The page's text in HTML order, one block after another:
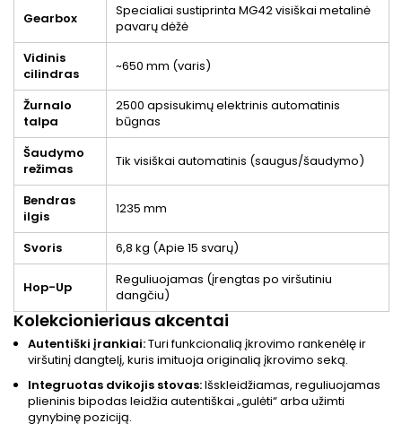
Gearbox
Specialiai sustiprinta MG42 visiškai metalinė
pavarų dėžė
Vidinis
cilindras
~650 mm (varis)
Žurnalo
talpa
2500 apsisukimų elektrinis automatinis
būgnas
Šaudymo
režimas
Tik visiškai automatinis (saugus/šaudymo)
Bendras
ilgis
1235 mm
Svoris 6,8 kg (Apie 15 svarų)
Hop-Up
Reguliuojamas (įrengtas po viršutiniu
dangčiu)
Kolekcionieriaus akcentai
Autentiški įrankiai:Turi funkcionalią įkrovimo rankenėlę ir
viršutinį dangtelį, kuris imituoja originalią įkrovimo seką.
Integruotas dvikojis stovas:Išskleidžiamas, reguliuojamas
plieninis bipodas leidžia autentiškai „gulėti“ arba užimti
gynybinę poziciją.